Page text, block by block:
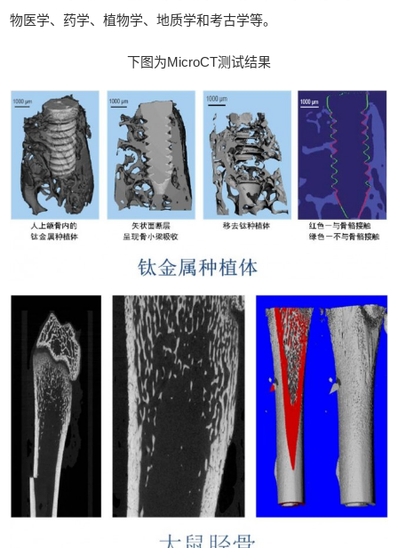
物医学、药学、植物学、地质学和考古学等。
下图为MicroCT测试结果